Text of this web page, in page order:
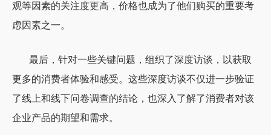
观等因素的关注度更高，价格也成为了他们购买的重要考
虑因素之一。
最后，针对一些关键问题，组织了深度访谈，以获取
更多的消费者体验和感受。这些深度访谈不仅进一步验证
了线上和线下问卷调查的结论，也深入了解了消费者对该
企业产品的期望和需求。